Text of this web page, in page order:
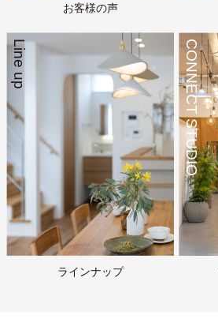
お客様の声
Line up
ラインナップ
CONNECT STUDIO